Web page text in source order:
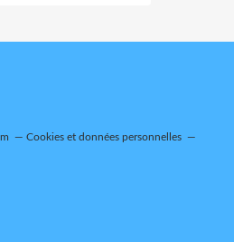
Cookies et données personnelles